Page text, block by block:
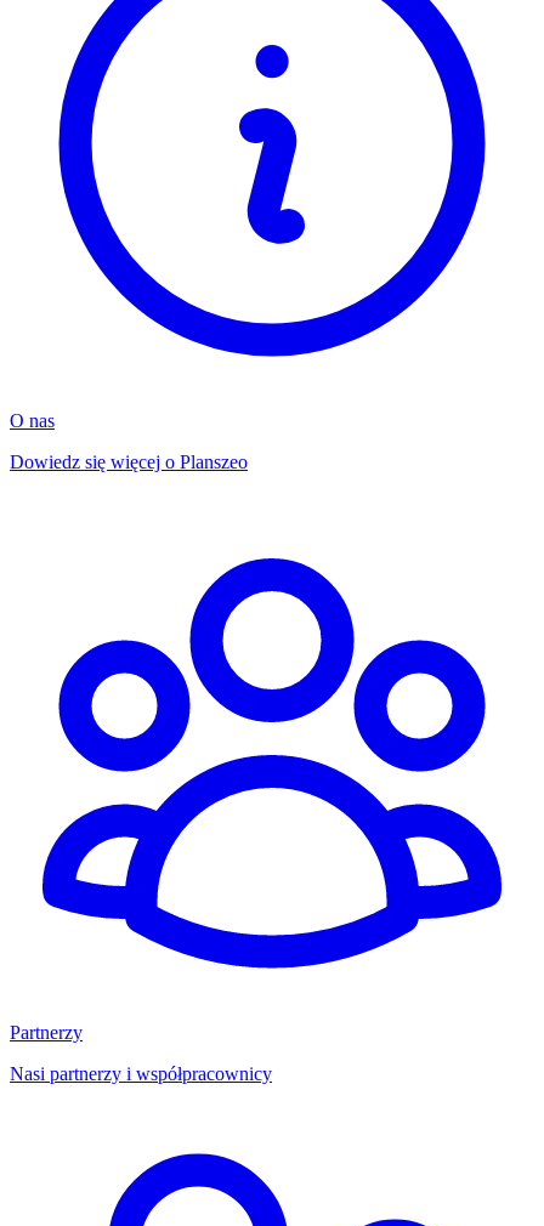
O nas
Dowiedz się więcej o Planszeo
Partnerzy
Nasi partnerzy i współpracownicy